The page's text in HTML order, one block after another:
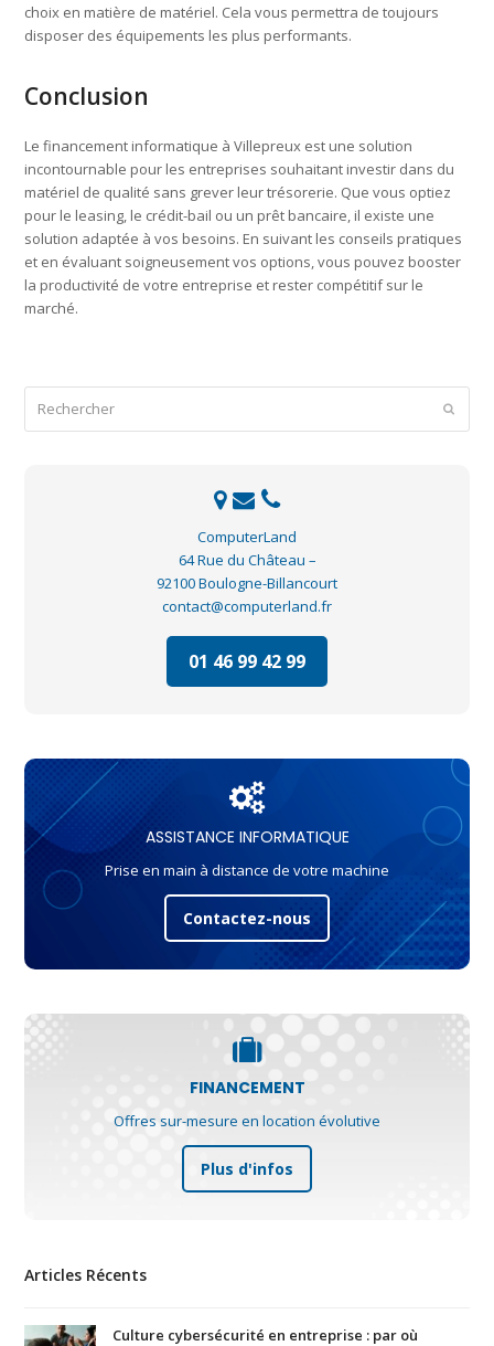
choix en matière de matériel. Cela vous permettra de toujours
disposer des équipements les plus performants.
Conclusion
Le financement informatique à Villepreux est une solution
incontournable pour les entreprises souhaitant investir dans du
matériel de qualité sans grever leur trésorerie. Que vous optiez
pour le leasing, le crédit-bail ou un prêt bancaire, il existe une
solution adaptée à vos besoins. En suivant les conseils pratiques
et en évaluant soigneusement vos options, vous pouvez booster
la productivité de votre entreprise et rester compétitif sur le
marché.
ComputerLand
64 Rue du Château –
92100 Boulogne-Billancourt
contact@computerland.fr
01 46 99 42 99
ASSISTANCE INFORMATIQUE
Prise en main à distance de votre machine
Contactez-nous
FINANCEMENT
Offres sur-mesure en location évolutive
Plus d'infos
Articles Récents
Culture cybersécurité en entreprise : par où